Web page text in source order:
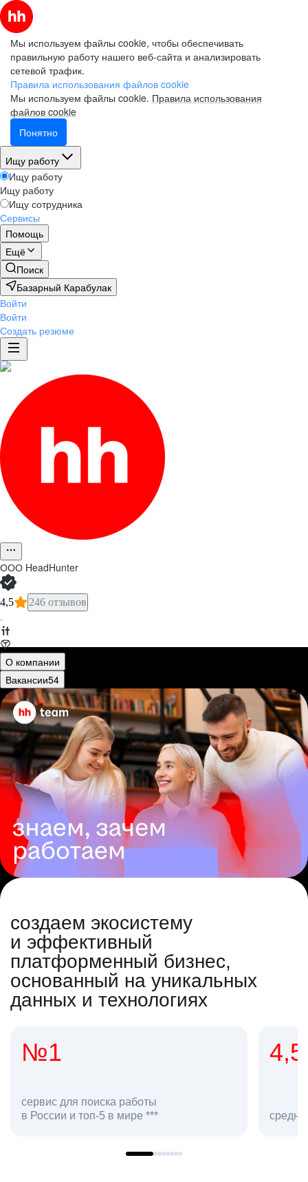
Мы используем файлы cookie, чтобы обеспечивать
правильную работу нашего веб-сайта и анализировать
сетевой трафик.
Правила использования файлов cookie
Мы используем файлы cookie. Правила использования
файлов cookie
Понятно
Ищу работу
Ищу работу
Ищу работу
Ищу сотрудника
Сервисы
Помощь
Ещё
Поиск
Базарный Карабулак
Войти
Войти
Создать резюме
ООО HeadHunter
4,5 246 отзывов
·
О компании
Вакансии54
создаем экосистему
и эффективный
платформенный бизнес,
основанный на уникальных
данных и технологиях
поиска работы
топ-5 в мире ***
средняя оценка